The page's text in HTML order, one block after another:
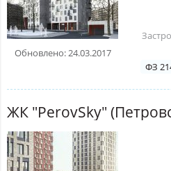
Обновлено: 24.03.2017
ФЗ
ЖК "PerovSky"